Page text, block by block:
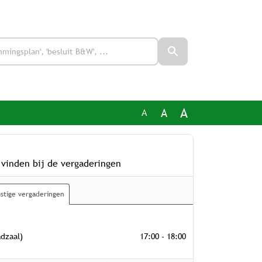
A A A
bij de vergaderingen
vergaderingen
2026 17:00 - 18:00